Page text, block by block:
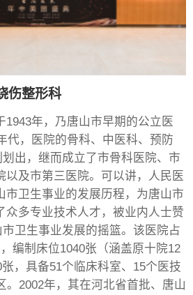
伤整形科
1943年，乃唐山市早期的公立医
代，医院的骨科、中医科、预防
划出，继而成立了市骨科医院、市
以及市第三医院。可以讲，人民医
市卫生事业的发展历程，为唐山市
众多专业技术人才，被业内人士赞
市卫生事业发展的摇篮。该医院占
编制床位1040张（涵盖原十院12
，具备51个临床科室、15个医技
。2002年，其在河北省首批、唐山